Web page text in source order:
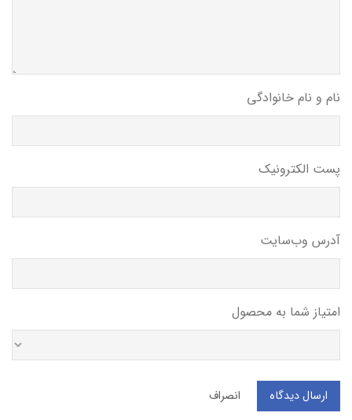
نام و نام خانوادگی
پست الکترونیک
آدرس وب‌سایت
امتیاز شما به محصول
ارسال دیدگاه انصراف